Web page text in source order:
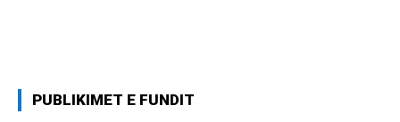
PUBLIKIMET E FUNDIT